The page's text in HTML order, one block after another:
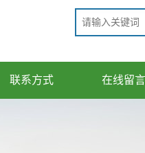
联系方式 在线留言